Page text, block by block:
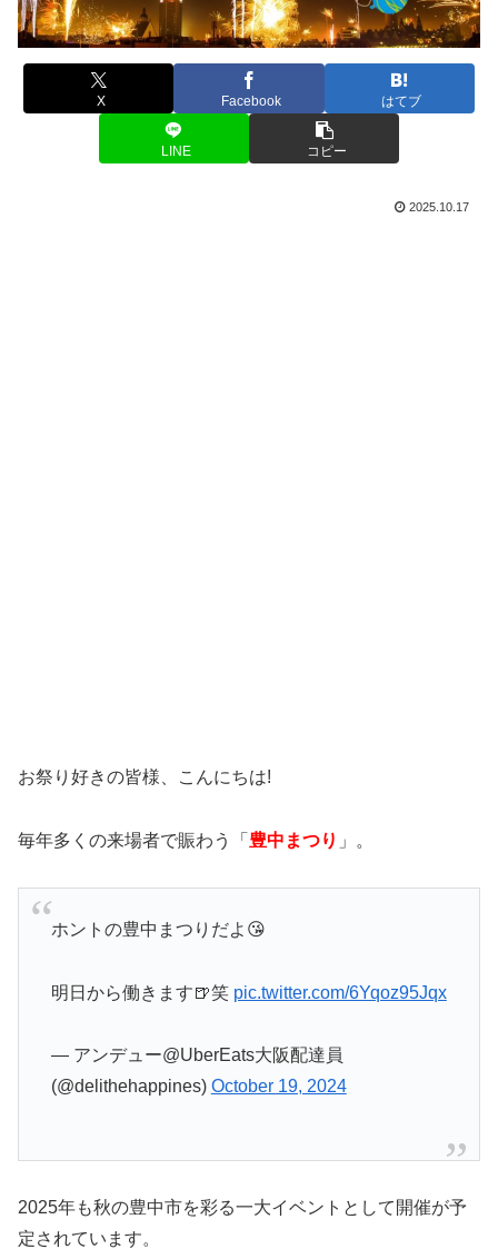
X Facebook はてブ
LINE コピー
2025.10.17
お祭り好きの皆様、こんにちは!
毎年多くの来場者で賑わう「 豊中まつり 」。
ホントの豊中まつりだよ😘
明日から働きます🍺笑 pic.twitter.com/6Yqoz95Jqx
— アンデュー@UberEats大阪配達員
(@delithehappines) October 19, 2024
2025年も秋の豊中市を彩る一大イベントとして開催が予
定されています。